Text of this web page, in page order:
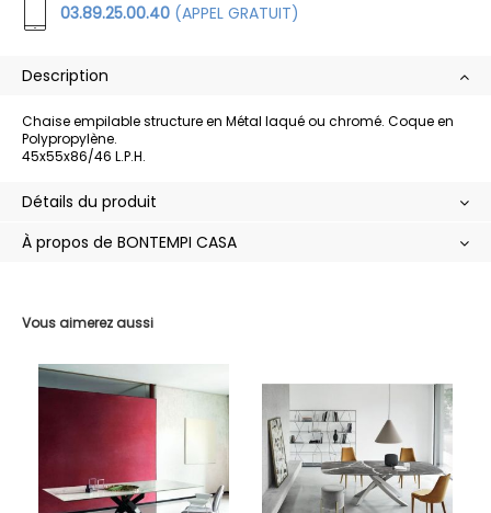
03.89.25.00.40 (APPEL GRATUIT)
Vous aimerez aussi
Description
Chaise empilable structure en Métal laqué ou chromé. Coque en
Polypropylène.
45x55x86/46 L.P.H.
Détails du produit
À propos de BONTEMPI CASA